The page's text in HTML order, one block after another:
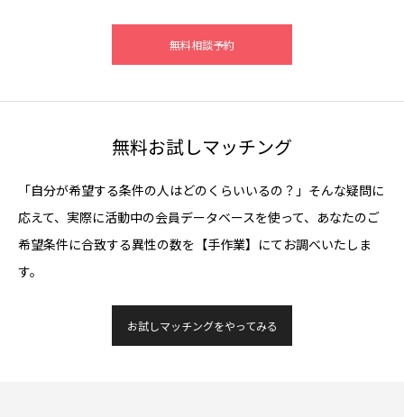
無料相談予約
無料お試しマッチング
「自分が希望する条件の人はどのくらいいるの？」そんな疑問に
応えて、実際に活動中の会員データベースを使って、あなたのご
希望条件に合致する異性の数を【手作業】にてお調べいたしま
す。
お試しマッチングをやってみる